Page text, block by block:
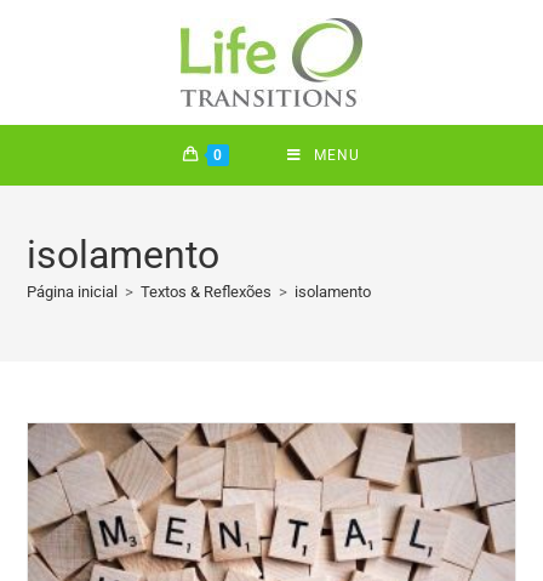
0 MENU
isolamento
Página inicial > Textos & Reflexões > isolamento